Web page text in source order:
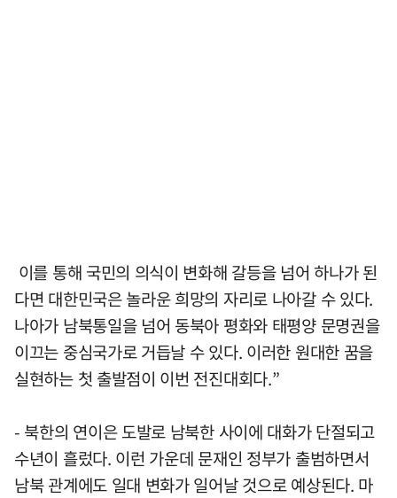
이를 통해 국민의 의식이 변화해 갈등을 넘어 하나가 된
다면 대한민국은 놀라운 희망의 자리로 나아갈 수 있다.
나아가 남북통일을 넘어 동북아 평화와 태평양 문명권을
이끄는 중심국가로 거듭날 수 있다. 이러한 원대한 꿈을
실현하는 첫 출발점이 이번 전진대회다.”
- 북한의 연이은 도발로 남북한 사이에 대화가 단절되고
수년이 흘렀다. 이런 가운데 문재인 정부가 출범하면서
남북 관계에도 일대 변화가 일어날 것으로 예상된다. 마